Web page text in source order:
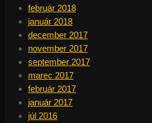
február 2018
január 2018
december 2017
november 2017
september 2017
marec 2017
február 2017
január 2017
júl 2016